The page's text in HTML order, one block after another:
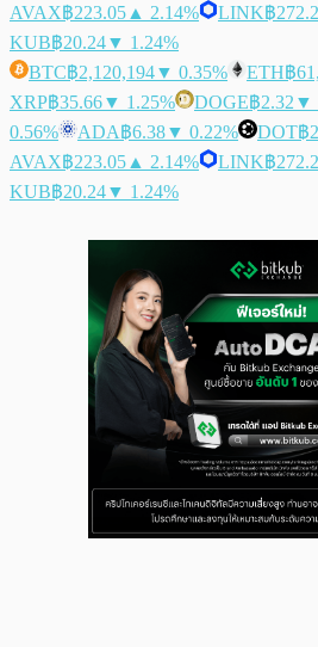
AVAX฿223.05 ▲ 2.14% LINK฿
KUB฿20.24▼ 1.24%
BTC฿2,120,194▼ 0.35% ETH฿
XRP฿35.66▼ 1.25% DOGE฿2.32 ▼
0.56%
ADA฿6.38▼ 0.22% DOT฿
AVAX฿223.05 ▲ 2.14% LINK฿
KUB฿20.24▼ 1.24%